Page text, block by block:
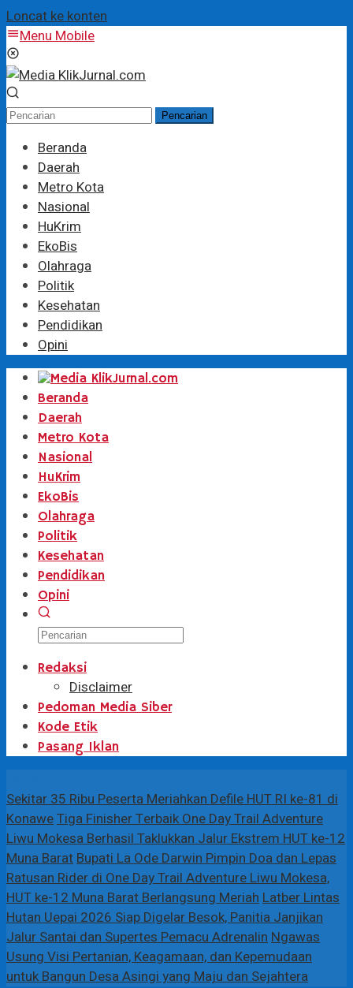
Loncat ke konten
Menu Mobile
Pencarian
Beranda
Daerah
Metro Kota
Nasional
HuKrim
EkoBis
Olahraga
Politik
Kesehatan
Pendidikan
Opini
Beranda
Daerah
Metro Kota
Nasional
HuKrim
EkoBis
Olahraga
Politik
Kesehatan
Pendidikan
Opini
Redaksi
Disclaimer
Pedoman Media Siber
Kode Etik
Pasang Iklan
Sekitar 35 Ribu Peserta Meriahkan Defile HUT RI ke-81 di
KonaweTiga Finisher Terbaik One Day Trail Adventure
Liwu Mokesa Berhasil Taklukkan Jalur Ekstrem HUT ke-12
Muna BaratBupati La Ode Darwin Pimpin Doa dan Lepas
Ratusan Rider di One Day Trail Adventure Liwu Mokesa,
HUT ke-12 Muna Barat Berlangsung MeriahLatber Lintas
Hutan Uepai 2026 Siap Digelar Besok, Panitia Janjikan
Jalur Santai dan Supertes Pemacu AdrenalinNgawas
Usung Visi Pertanian, Keagamaan, dan Kepemudaan
untuk Bangun Desa Asingi yang Maju dan Sejahtera